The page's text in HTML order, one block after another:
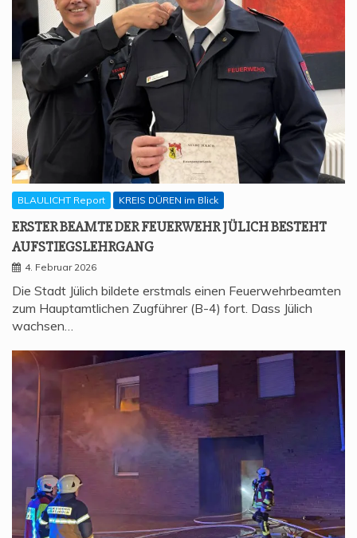
BLAULICHT Report KREIS DÜREN im Blick
ERS­TER BEAM­TE DER FEU­ER­WEHR JÜLICH BESTEHT
AUFSTIEGSLEHRGANG
4. Februar 2026
Die Stadt Jülich bildete erstmals einen Feuerwehrbeamten
zum Hauptamtlichen Zugführer (B-4) fort. Dass Jülich
wachsen…